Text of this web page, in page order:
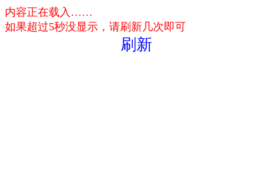
内容正在载入……
如果超过5秒没显示，请刷新几次即可
刷新